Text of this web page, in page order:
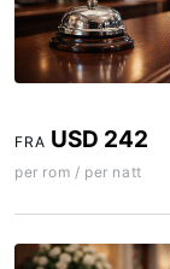
FRA USD 242
per rom / per natt